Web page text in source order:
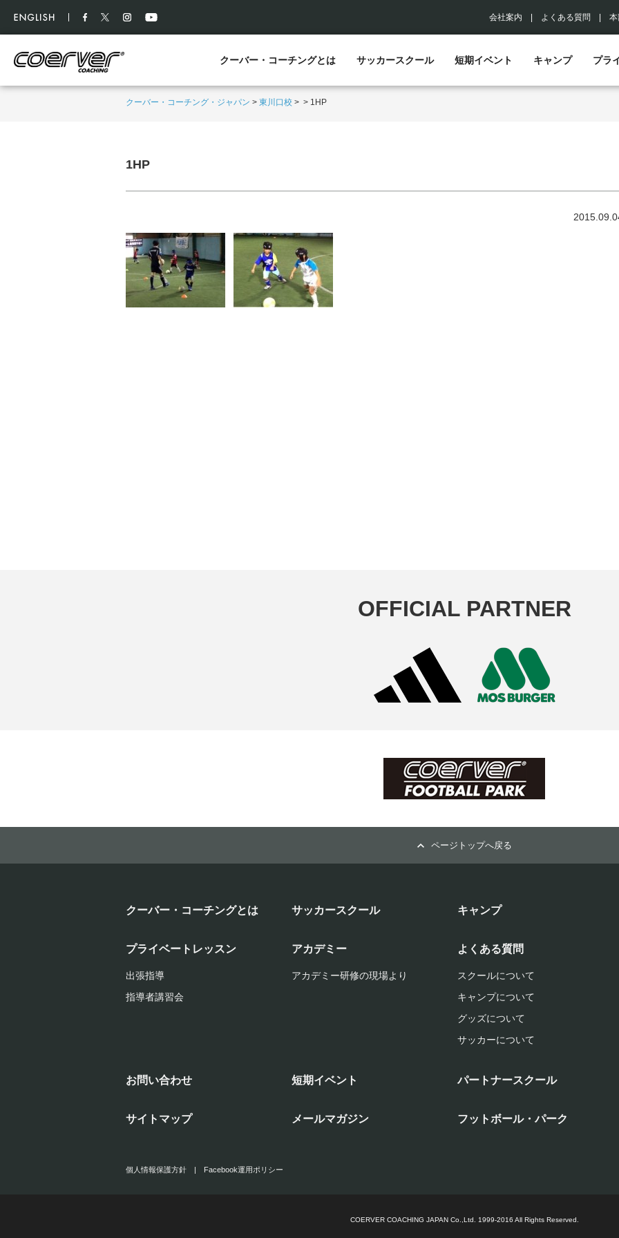
会社案内 よくある質問
クーバー・コーチングとは サッカースクール 短期イベント キャンプ プラ
クーバー・コーチング・ジャパン > 東川口校 > > 1HP
1HP
OFFICIAL PARTNER
ページトップへ戻る
クーバー・コーチングとは サッカースクール キャンプ
プライベートレッスン
出張指導
指導者講習会
アカデミー
アカデミー研修の現場より
よくある質問
スクールについて
キャンプについて
グッズについて
サッカーについて
お問い合わせ 短期イベント パートナースクール
サイトマップ メールマガジン フットボール・パーク
個人情報保護方針 | Facebook運用ポリシー
COERVER COACHING JAPAN Co.,Ltd. 1999-2016 All Rights Reserved.